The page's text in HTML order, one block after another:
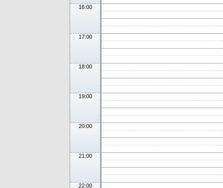
16:00
17:00
18:00
19:00
20:00
21:00
22:00